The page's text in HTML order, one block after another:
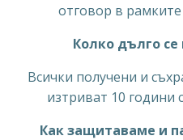
отговор в
Колко дълго
Всички получени и
изтриват 10 години
Как защитаваме и